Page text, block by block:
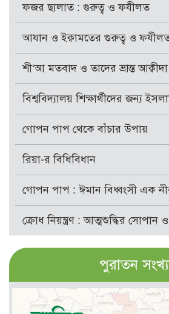
ফজর ছালাত : গুরুত্ব ও ফযীলত
আযান ও ইক্বামতের গুরুত্ব ও
শী‘আ মতবাদ ও তাদের ভ্রান্ত আক্বীদা
বিশ্ববিদ্যালয় শিক্ষার্থীদের জন্য
গোপন পাপ থেকে বাঁচার উপায়
রিয়া-র বিধিবিধান
গোপন পাপ : ঈমান বিধ্বংসী এক
ক্রোধ নিয়ন্ত্রণ : আত্মশুদ্ধির সোপান ও
পুরাতন